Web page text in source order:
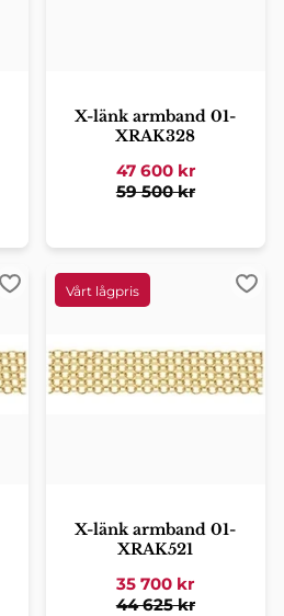
X-länk armband 01-
XRAK328
47 600kr
59 500kr
Lägg till i favoriter
X-länk armband 01-
XRAK521
35 700 kr
44 625kr